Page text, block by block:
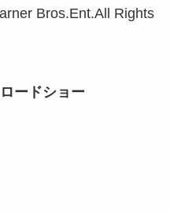
Bros.Ent.All Rights
ードショー